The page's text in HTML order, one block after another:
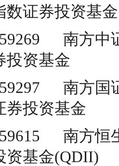
数证券投资基金
南方
投资基金
南方
券投资基金
南方
资基金(QDII)